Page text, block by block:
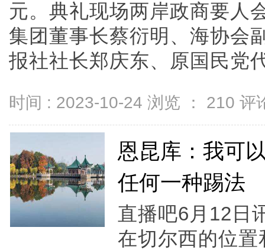
元。典礼现场两岸政商要人
集团董事长蔡衍明、海协会
报社社长郑庆东、原国民党
时间 : 2023-10-24 浏览 ： 210 评
恩昆库：我可
任何一种踢法
直播吧6月12日
在切尔西的位